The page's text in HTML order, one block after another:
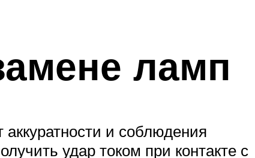
ламп
и соблюдения
удар током при контакте с